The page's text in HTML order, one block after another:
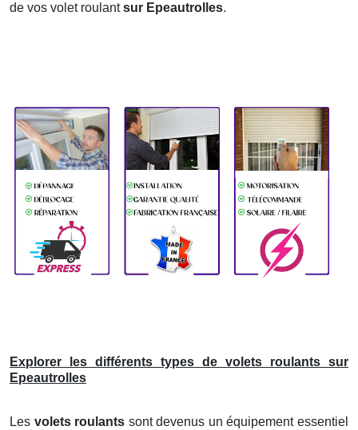
de vos volet roulantsur Epeautrolles.
Explorer les différents types de volets roulants sur
Epeautrolles
Les volets roulants sont devenus un équipement essentiel